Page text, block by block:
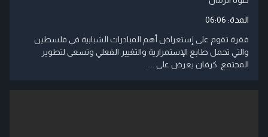
المدة: 06:06
فقرة تقوم على إستعراض أهم المبادرات الشبابية في فلسطين
والتي تحمل طابع الإستمرارية والتغيير الفعلي وتسعى لتطوير
المجتمع. كرفان يعرض على ....